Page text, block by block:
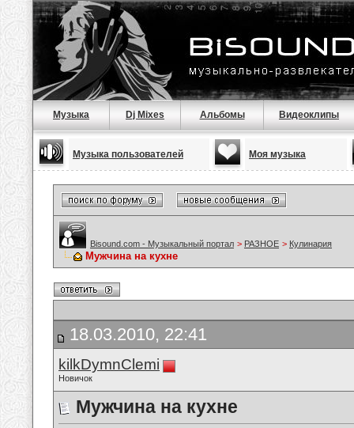
Музыка Dj Mixes Альбомы Видеоклипы
Музыка пользователей Моя музыка
Bisound.com - Музыкальный портал > РАЗНОЕ > Кулинария
Мужчина на кухне
18.03.2010, 22:41
kilkDymnClemi
Новичок
Мужчина на кухне